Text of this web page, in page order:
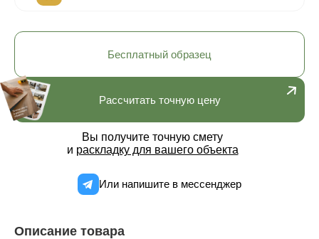
Рассчитать точную цену
Вы получите точную смету
и раскладку для вашего объекта
Или напишите в мессенджер
Бесплатный образец
Описание товара